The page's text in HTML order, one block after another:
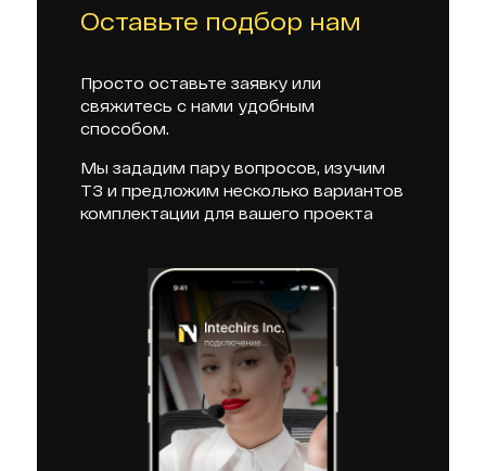
Оставьте подбор нам
Просто оставьте заявку или
свяжитесь с нами удобным
способом.
Мы зададим пару вопросов, изучим
ТЗ и предложим несколько вариантов
комплектации для вашего проекта